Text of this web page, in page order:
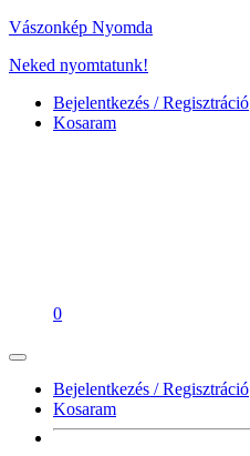
Vászonkép Nyomda
Neked nyomtatunk!
Bejelentkezés / Regisztráció
Kosaram
0
Bejelentkezés / Regisztráció
Kosaram